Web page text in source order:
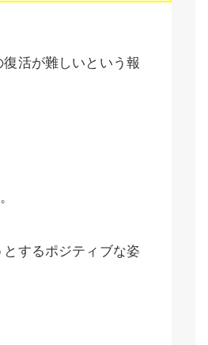
活が難しいという報
するポジティブな姿